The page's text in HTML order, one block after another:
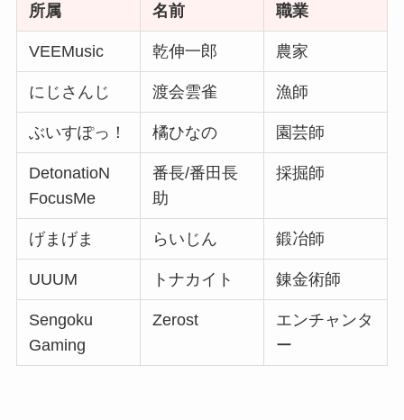
所属 名前 職業
VEEMusic 乾伸一郎 農家
にじさんじ 渡会雲雀 漁師
ぶいすぽっ！ 橘ひなの 園芸師
DetonatioN
FocusMe
番長/番田長
助
採掘師
げまげま らいじん 鍛冶師
UUUM トナカイト 錬金術師
Sengoku
Gaming
Zerost
エンチャンタ
ー